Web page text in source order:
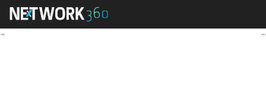
Brother quiere incrementar la